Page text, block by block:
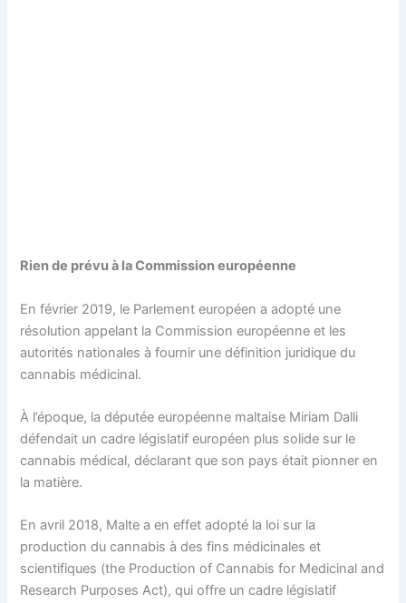
Rien de prévu à la Commission européenne
En février 2019, le Parlement européen a adopté une
résolution appelant la Commission européenne et les
autorités nationales à fournir une définition juridique du
cannabis médicinal.
À l’époque, la députée européenne maltaise Miriam Dalli
défendait un cadre législatif européen plus solide sur le
cannabis médical, déclarant que son pays était pionner en
la matière.
En avril 2018, Malte a en effet adopté la loi sur la
production du cannabis à des fins médicinales et
scientifiques (the Production of Cannabis for Medicinal and
Research Purposes Act), qui offre un cadre législatif